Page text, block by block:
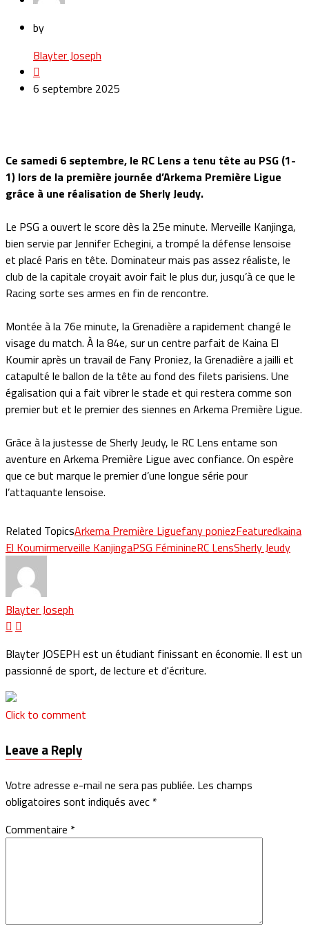
by
Blayter Joseph
6 septembre 2025
Ce samedi 6 septembre, le RC Lens a tenu tête au PSG (1-
1) lors de la première journée d’Arkema Première Ligue
grâce à une réalisation de Sherly Jeudy.
Le PSG a ouvert le score dès la 25e minute. Merveille Kanjinga,
bien servie par Jennifer Echegini, a trompé la défense lensoise
et placé Paris en tête. Dominateur mais pas assez réaliste, le
club de la capitale croyait avoir fait le plus dur, jusqu’à ce que le
Racing sorte ses armes en fin de rencontre.
Montée à la 76e minute, la Grenadière a rapidement changé le
visage du match. À la 84e, sur un centre parfait de Kaina El
Koumir après un travail de Fany Proniez, la Grenadière a jailli et
catapulté le ballon de la tête au fond des filets parisiens. Une
égalisation qui a fait vibrer le stade et qui restera comme son
premier but et le premier des siennes en Arkema Première Ligue.
Grâce à la justesse de Sherly Jeudy, le RC Lens entame son
aventure en Arkema Première Ligue avec confiance. On espère
que ce but marque le premier d’une longue série pour
l’attaquante lensoise.
Related TopicsArkema Première Liguefany poniezFeaturedkaina
El Koumirmerveille KanjingaPSG FéminineRC LensSherly Jeudy
Blayter Joseph
Blayter JOSEPH est un étudiant finissant en économie. Il est un
passionné de sport, de lecture et d'écriture.
Click to comment
Leave a Reply
Votre adresse e-mail ne sera pas publiée. Les champs
obligatoires sont indiqués avec *
Commentaire *